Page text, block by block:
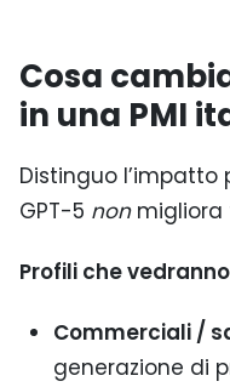
Cosa
in una PMI
Distinguo l’impatto
GPT-5 nonmigliora
Profili che
Commerciali /
generazione di